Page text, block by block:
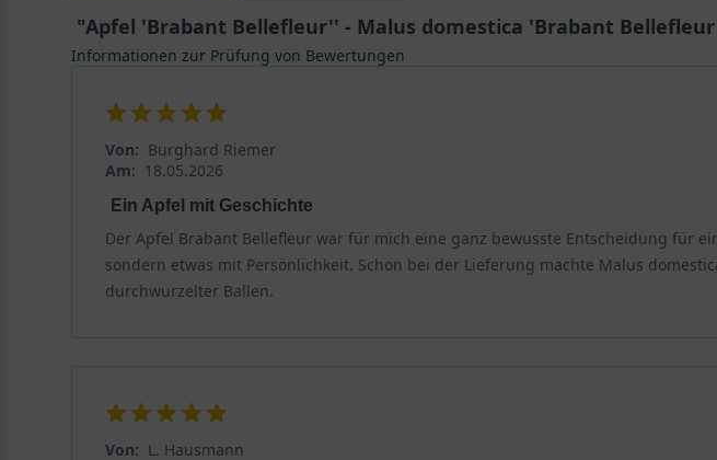
"Apfel 'Brabant Bellefleur'' - Malus domestica 'Brabant
Informationen zur Prüfung von Bewertungen
Von: Burghard Riemer
Am: 18.05.2026
Ein Apfel mit Geschichte
Der Apfel Brabant Bellefleur war für mich eine ganz bewusste Entscheidung für
sondern etwas mit Persönlichkeit. Schon bei der Lieferung machte Malus
durchwurzelter Ballen.
Von: L. Hausmann